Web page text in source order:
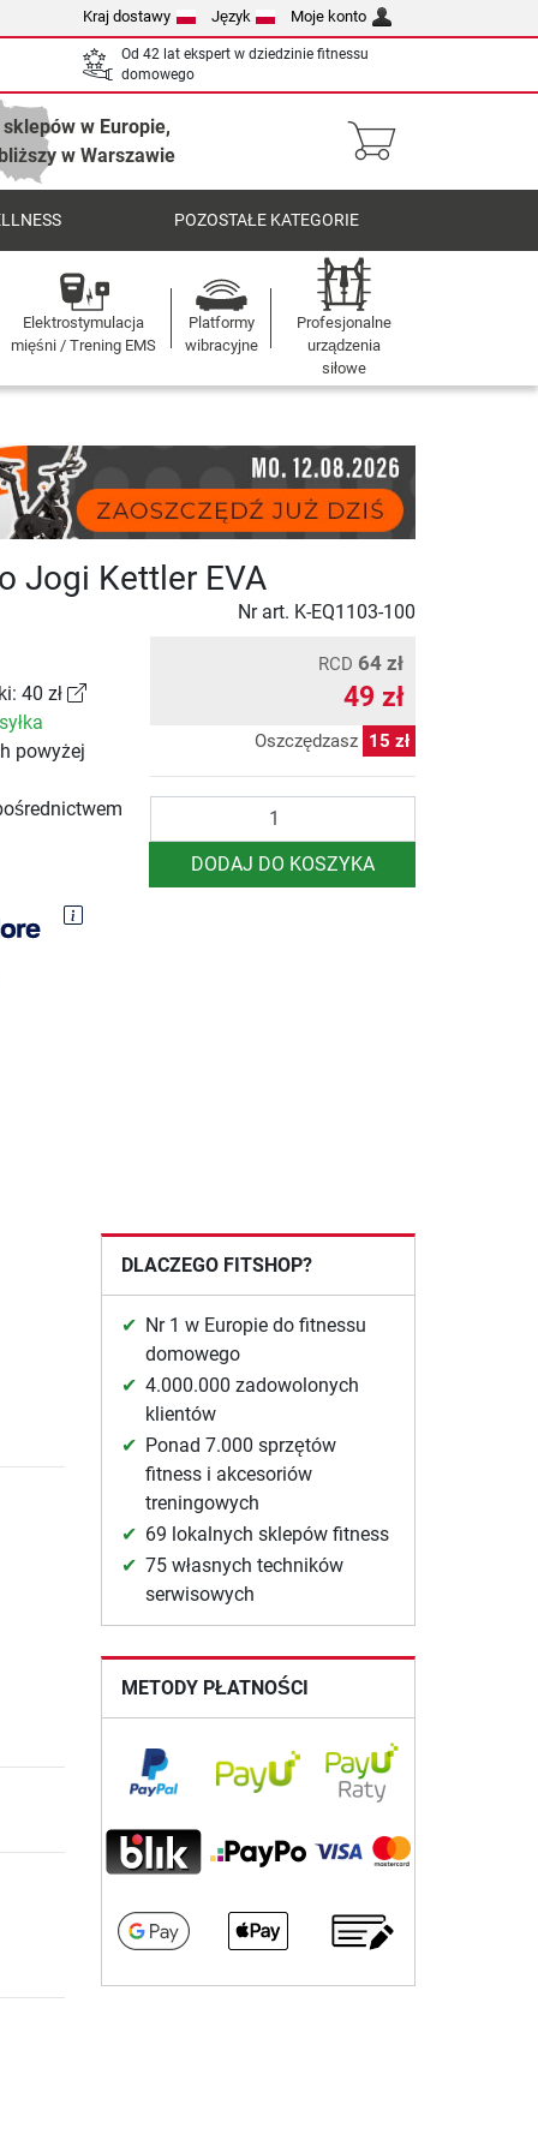
Kraj dostawy Język Moje konto
Od 42 lat ekspert w dziedzinie fitnessu
domowego
w Europie,
w Warszawie
POZOSTAŁE KATEGORIE
Elektrostymulacja
mięśni / Trening EMS
Platformy
wibracyjne
Profesjonalne
urządzenia
siłowe
Jogi Kettler EVA
Nr art. K-EQ1103-100
40 zł
powyżej
RCD 64 zł
49 zł
Oszczędzasz 15 zł
DODAJ DO KOSZYKA
DLACZEGO FITSHOP?
Nr 1 w Europie do fitnessu
domowego
4.000.000 zadowolonych
klientów
Ponad 7.000 sprzętów
fitness i akcesoriów
treningowych
69 lokalnych sklepów fitness
75 własnych techników
serwisowych
METODY PŁATNOŚCI